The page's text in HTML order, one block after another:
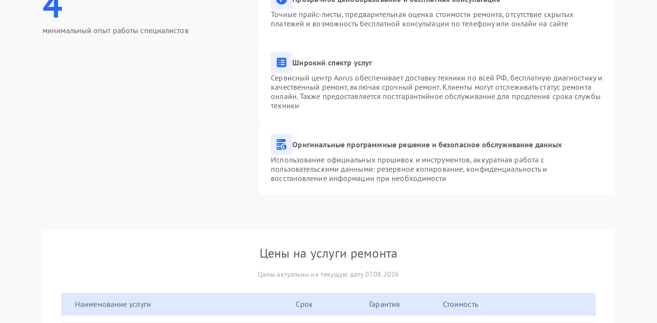
минимальный опыт работы специалистов
Точные прайс-листы, предварительная оценка стоимости ремонта, отсутствие скрытых
платежей и возможность бесплатной консультации по телефону или онлайн на сайте
Широкий спектр услуг
Сервисный центр Aorus обеспечивает доставку техники по всей РФ, бесплатную диагностику и
качественный ремонт, включая срочный ремонт. Клиенты могут отслеживать статус ремонта
онлайн. Также предоставляется постгарантийное обслуживание для продления срока службы
техники
Оригинальные программные решение и безопасное обслуживание данных
Использование официальных прошивок и инструментов, аккуратная работа с
пользовательскими данными: резервное копирование, конфиденциальность и
восстановление информации при необходимости
Цены на услуги ремонта
Цены актуальны на текущую дату 07.08.2026
Наименование услуги Срок Гарантия Стоимость